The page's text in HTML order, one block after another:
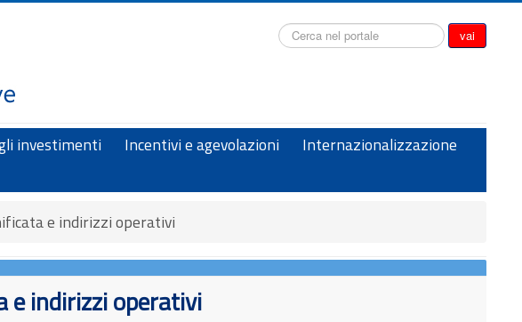
Cerca... vai
investimenti Incentivi e agevolazioni
Internazionalizzazione
e indirizzi operativi
e indirizzi operativi